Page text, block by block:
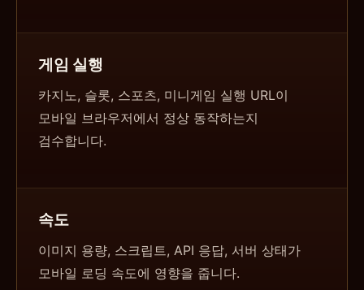
게임 실행
카지노, 슬롯, 스포츠, 미니게임 실행 URL이
모바일 브라우저에서 정상 동작하는지
검수합니다.
속도
이미지 용량, 스크립트, API 응답, 서버 상태가
모바일 로딩 속도에 영향을 줍니다.